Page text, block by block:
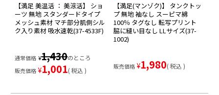
【満足 美温活 ： 美涼活】 ショ
ーツ 無地 スタンダードタイプ
メッシュ素材 マチ部分肌側シル
ク入り素材 吸水速乾(37-4533F)
通常価格 ¥1,430のところ
販売価格 ¥1,001 税込
【満足(マンゾク)】 タンクトッ
プ 無地 袖なし スーピマ綿
100％ タグなし 転写プリント
脇に縫い目なし LLサイズ(37-
1002)
販売価格 ¥1,980 税込